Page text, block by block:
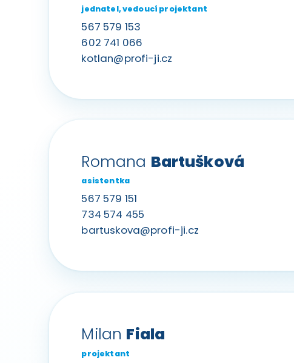
jednatel, vedoucí projektant
567 579 153
602 741 066
kotlan@profi-ji.cz
Romana Bartušková
asistentka
567 579 151
734 574 455
bartuskova@profi-ji.cz
Milan Fiala
projektant